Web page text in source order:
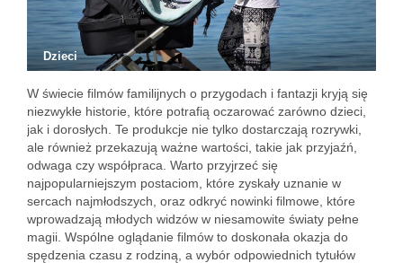
Dzieci
W świecie filmów familijnych o przygodach i fantazji kryją się
niezwykłe historie, które potrafią oczarować zarówno dzieci,
jak i dorosłych. Te produkcje nie tylko dostarczają rozrywki,
ale również przekazują ważne wartości, takie jak przyjaźń,
odwaga czy współpraca. Warto przyjrzeć się
najpopularniejszym postaciom, które zyskały uznanie w
sercach najmłodszych, oraz odkryć nowinki filmowe, które
wprowadzają młodych widzów w niesamowite światy pełne
magii. Wspólne oglądanie filmów to doskonała okazja do
spędzenia czasu z rodziną, a wybór odpowiednich tytułów